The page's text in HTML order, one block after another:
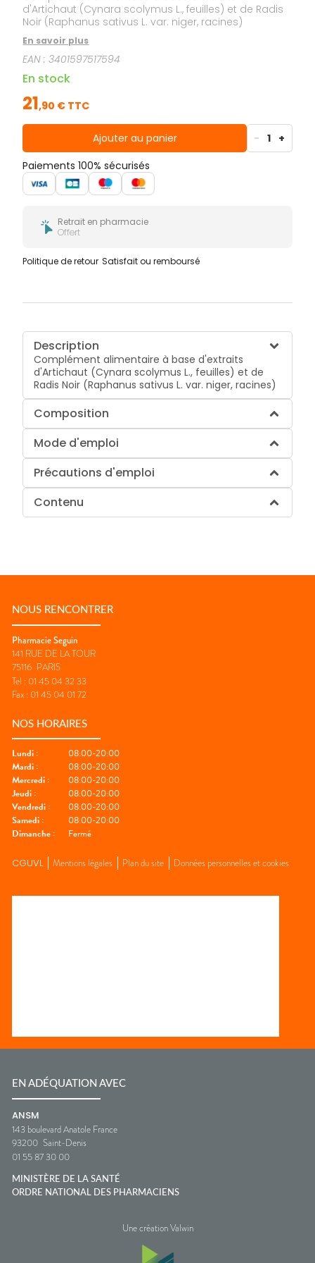
d'Artichaut (Cynara scolymus L., feuilles) et de Radis
Noir (Raphanus sativus L. var. niger, racines)
En savoir plus
EAN :3401597517594
En stock
21,90 € TTC
Ajouter au panier - 1 +
Paiements 100% sécurisés
Retrait en pharmacie
Offert
Politique de retour Satisfait ou remboursé
Description
Complément alimentaire à base d'extraits
d'Artichaut (Cynara scolymus L., feuilles) et de
Radis Noir (Raphanus sativus L. var. niger, racines)
Composition
Mode d'emploi
Précautions d'emploi
Contenu
NOUS RENCONTRER
Pharmacie Seguin
141 RUE DE LA TOUR
75116 PARIS
Tel : 01 45 04 32 33
Fax : 01 45 04 01 72
NOS HORAIRES
Lundi :
08:00-20:00
Mardi :
08:00-20:00
Mercredi :
08:00-20:00
Jeudi :
08:00-20:00
Vendredi :
08:00-20:00
Samedi :
08:00-20:00
Dimanche : Fermé
CGUVL Mentions légales Plan du site Données personnelles et cookies
EN ADÉQUATION AVEC
ANSM
143 boulevard Anatole France
93200 Saint-Denis
01 55 87 30 00
MINISTÈRE DE LA SANTÉ
ORDRE NATIONAL DES PHARMACIENS
Une création Valwin